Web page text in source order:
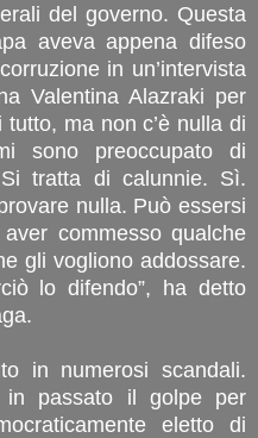
del governo. Questa
aveva appena difeso
in un’intervista
Valentina Alazraki per
ma non c’è nulla di
sono preoccupato di
tratta di calunnie. Sì.
nulla. Può essersi
commesso qualche
gli vogliono addossare.
lo difendo”, ha detto
in numerosi scandali.
in passato il golpe per
eletto di